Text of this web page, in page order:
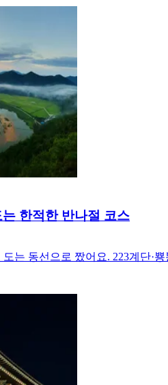
한적한 반나절 코스
는 동선으로 짰어요. 223계단·